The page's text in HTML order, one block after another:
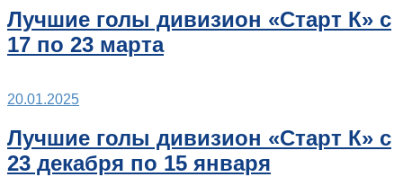
Лучшие голы дивизион «Старт К» с
17 по 23 марта
20.01.2025
Лучшие голы дивизион «Старт К» с
23 декабря по 15 января